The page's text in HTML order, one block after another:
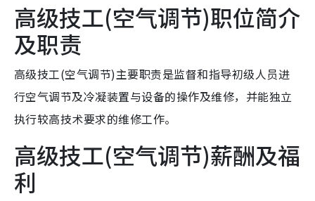
高级技工(空气调节)职位简介
及职责
高级技工(空气调节)主要职责是监督和指导初级人员进
行空气调节及冷凝装置与设备的操作及维修，并能独立
执行较高技术要求的维修工作。
高级技工(空气调节)薪酬及福
利